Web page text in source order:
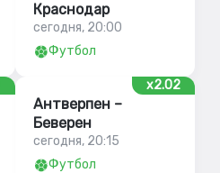
Краснодар
сегодня, 20:00
Футбол
x2.02
Антверпен –
Беверен
сегодня, 20:15
Футбол